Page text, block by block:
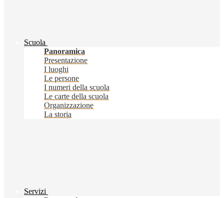
Scuola
Panoramica
Presentazione
I luoghi
Le persone
I numeri della scuola
Le carte della scuola
Organizzazione
La storia
Servizi